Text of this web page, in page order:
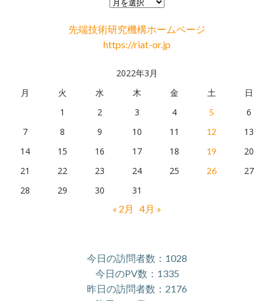
カ
イ
先端技術研究機構ホームページ
https://riat-or.jp
2022年3月
月
火 水 木 金 土
日
1
2 3 4 5
6
7
8 9 10 11 12
13
14
15 16 17 18 19
20
21
22 23 24 25 26
27
28
29 30
31
« 2月
4月 »
今日の訪問者数：1028
今日のPV数：1335
昨日の訪問者数：2176